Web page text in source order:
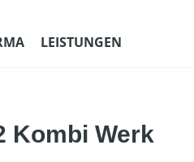
LEISTUNGEN
Kombi Werk